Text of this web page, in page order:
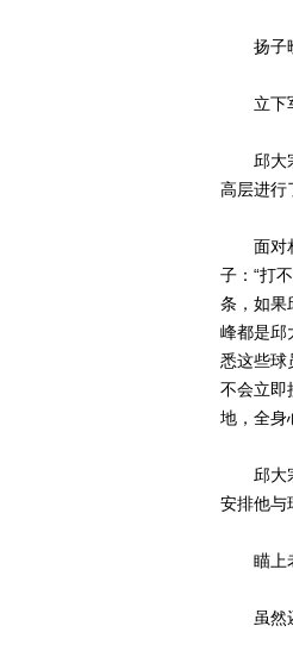
扬子晚
立下军
邱大宗
高层进行
面对相
子：“打
条，如果
峰都是邱
悉这些球
不会立即
地，全身
邱大宗
安排他与
瞄上老
虽然还